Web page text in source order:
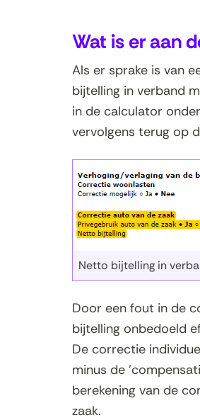
Wat is er aan
Als er sprake is van
bijtelling in verband
in de calculator
vervolgens terug op
Netto bijtelling in
Door een fout in de
bijtelling onbedoeld
De correctie
minus de
berekening van de
zaak.